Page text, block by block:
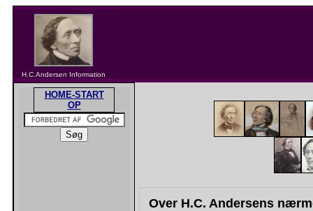
H.C.Andersen Information
HOME-START
OP
Over H.C. Andersens